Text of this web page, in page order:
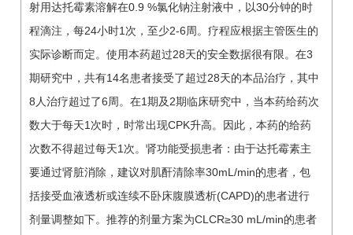
射用达托霉素溶解在0.9 %氯化钠注射液中，以30分钟的时
程滴注，每24小时1次，至少2-6周。疗程应根据主管医生的
实际诊断而定。使用本药超过28天的安全数据很有限。在3
期研究中，共有14名患者接受了超过28天的本品治疗，其中
8人治疗超过了6周。在1期及2期临床研究中，当本药给药次
数大于每天1次时，时常出现CPK升高。因此，本药的给药
次数不得超过每天1次。肾功能受损患者：由于达托霉素主
要通过肾脏消除，建议对肌酐清除率30mL/min的患者，包
括接受血液透析或连续不卧床腹膜透析(CAPD)的患者进行
剂量调整如下。推荐的剂量方案为CLCR≥30 mL/min的患者